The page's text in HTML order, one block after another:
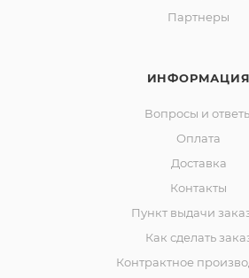
Партнеры
ИНФОРМАЦИЯ
Вопросы и
Оплата
Доставка
Контакты
Пункт выдачи
Как сделать
Контрактное